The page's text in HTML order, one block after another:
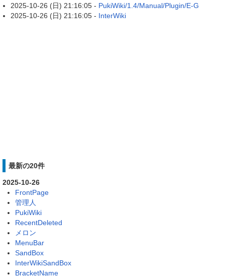
2025-10-26 (日) 21:16:05 - PukiWiki/1.4/Manual/Plugin/E-G
2025-10-26 (日) 21:16:05 - InterWiki
最新の20件
2025-10-26
FrontPage
管理人
PukiWiki
RecentDeleted
メロン
MenuBar
SandBox
InterWikiSandBox
BracketName